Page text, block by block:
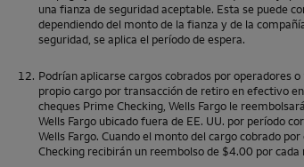
una fianza de seguridad aceptable. Esta se puede
dependiendo del monto de la fianza y de la
seguridad, se aplica el período de espera.
12. Podrían aplicarse cargos cobrados por operadores
propio cargo por transacción de retiro en efectivo
cheques Prime Checking Wells Fargo le
Wells Fargo ubicado fuera de EE. UU. por período
Wells Fargo. Cuando el monto del cargo cobrado
Checking recibirán un reembolso de $4.00 por